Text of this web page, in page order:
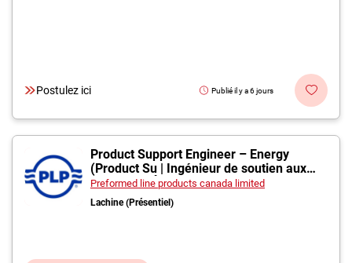
Postulez ici Publié il y a 6 jours
Product Support Engineer – Energy
(Product Su | Ingénieur de soutien aux
produits – Énergie (
Preformed line products canada limited
Lachine (Présentiel)